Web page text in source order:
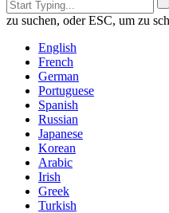
zu suchen, oder ESC, um zu
English
French
German
Portuguese
Spanish
Russian
Japanese
Korean
Arabic
Irish
Greek
Turkish